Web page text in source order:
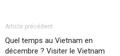
Article précédent
Quel temps au Vietnam en
décembre ? Visiter le Vietnam